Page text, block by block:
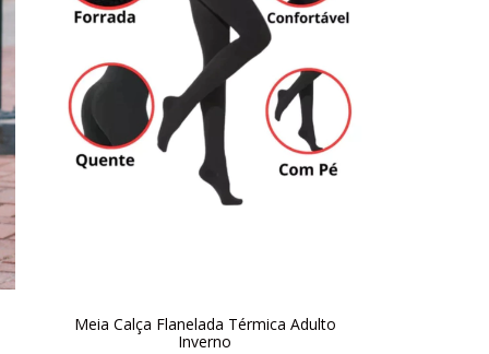
Meia Calça Flanelada Térmica Adulto
Inverno